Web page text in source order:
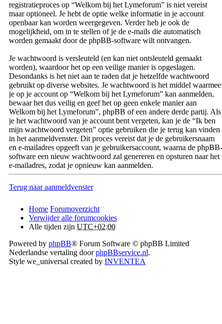
registratieproces op “Welkom bij het Lymeforum” is niet vereist
maar optioneel. Je hebt de optie welke informatie in je account
openbaar kan worden weergegeven. Verder heb je ook de
mogelijkheid, om in te stellen of je de e-mails die automatisch
worden gemaakt door de phpBB-software wilt ontvangen.
Je wachtwoord is versleuteld (en kan niet ontsleuteld gemaakt
worden), waardoor het op een veilige manier is opgeslagen.
Desondanks is het niet aan te raden dat je hetzelfde wachtwoord
gebruikt op diverse websites. Je wachtwoord is het middel waarmee
je op je account op “Welkom bij het Lymeforum” kan aanmelden,
bewaar het dus veilig en geef het op geen enkele manier aan
Welkom bij het Lymeforum”, phpBB of een andere derde partij. Als
je het wachtwoord van je account bent vergeten, kan je de “Ik ben
mijn wachtwoord vergeten” optie gebruiken die je terug kan vinden
in het aanmeldvenster. Dit proces vereist dat je de gebruikersnaam
en e-mailadres opgeeft van je gebruikersaccount, waarna de phpBB-
software een nieuw wachtwoord zal genereren en opsturen naar het
e-mailadres, zodat je opnieuw kan aanmelden.
Terug naar aanmeldvenster
Home Forumoverzicht
Verwijder alle forumcookies
Alle tijden zijn UTC+02:00
Powered by phpBB® Forum Software © phpBB Limited
Nederlandse vertaling doorphpBBservice.nl.
Style we_universal created by INVENTEA